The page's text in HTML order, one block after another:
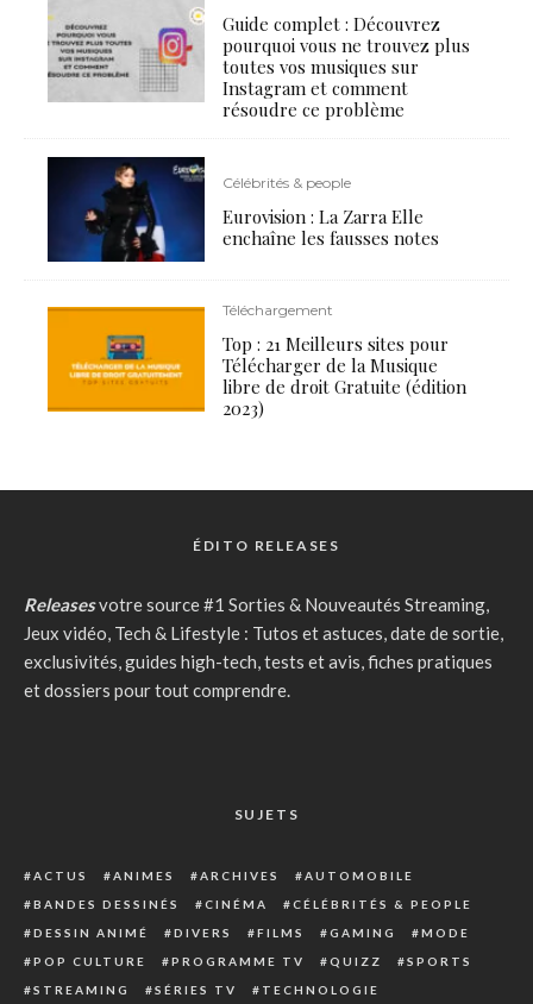
Guide complet : Découvrez
pourquoi vous ne trouvez plus
toutes vos musiques sur
Instagram et comment
résoudre ce problème
Célébrités & people
Eurovision : La Zarra Elle
enchaîne les fausses notes
Téléchargement
Top : 21 Meilleurs sites pour
Télécharger de la Musique
libre de droit Gratuite (édition
2023)
ÉDITO RELEASES
Releasesvotre source #1 Sorties & Nouveautés Streaming,
Jeux vidéo, Tech & Lifestyle : Tutos et astuces, date de sortie,
exclusivités, guides high-tech, tests et avis, fiches pratiques
et dossiers pour tout comprendre.
SUJETS
ACTUS ANIMES ARCHIVES
AUTOMOBILE
BANDES DESSINÉS
CINÉMA
CÉLÉBRITÉS & PEOPLE
DESSIN ANIMÉ
DIVERS FILMS GAMING
MODE
POP CULTURE
PROGRAMME TV QUIZZ
SPORTS
STREAMING
SÉRIES TV
TECHNOLOGIE